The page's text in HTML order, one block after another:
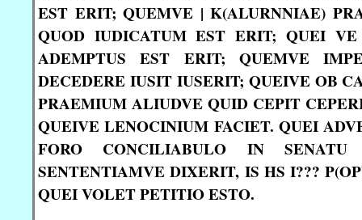
EST ERIT; QUEMVE | K(ALURNNIAE)
QUOD IUDICATUM EST ERIT; QUEI
ADEMPTUS EST ERIT; QUEMVE
DECEDERE IUSIT IUSERIT; QUEIVE OB
PRAEMIUM ALIUDVE QUID CEPIT
QUEIVE LENOCINIUM FACIET. QUEI
FORO CONCILIABULO IN SENATU
SENTENTIAMVE DIXERIT, IS HS I???
QUEI VOLET PETITIO ESTO.